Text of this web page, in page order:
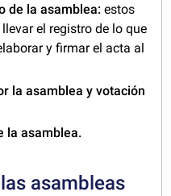
de la asamblea: estos
el registro de lo que
y firmar el acta al
la asamblea y votación
la asamblea.
asambleas